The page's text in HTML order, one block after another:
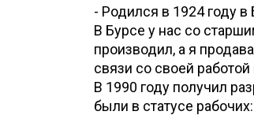
- Родился в 1924 году
В Бурсе у нас со
производил, а я
связи со своей
В 1990 году получил
были в статусе